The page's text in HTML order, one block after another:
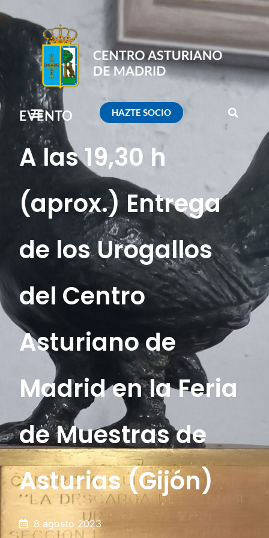
HAZTE SOCIO
EVENTO
A las 19,30 h
(aprox.) Entrega
de los Urogallos
del Centro
Asturiano de
Madrid en la Feria
de Muestras de
Asturias (Gijón)
8 agosto 2023